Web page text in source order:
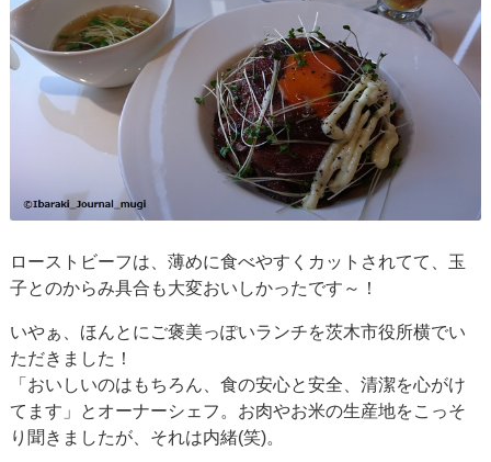
ローストビーフは、薄めに食べやすくカットされてて、玉
子とのからみ具合も大変おいしかったです～！
いやぁ、ほんとにご褒美っぽいランチを茨木市役所横でい
ただきました！
「おいしいのはもちろん、食の安心と安全、清潔を心がけ
てます」とオーナーシェフ。お肉やお米の生産地をこっそ
り聞きましたが、それは内緒(笑)。